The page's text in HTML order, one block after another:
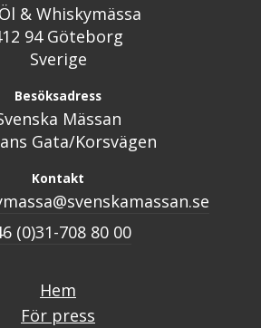
& Whiskymässa
94 Göteborg
Sverige
Besöksadress
Mässan
Gata/Korsvägen
Kontakt
(0)31-708 80 00
Hem
För press